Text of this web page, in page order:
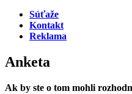
Súťaže
Kontakt
Reklama
Anketa
Ak by ste o tom mohli